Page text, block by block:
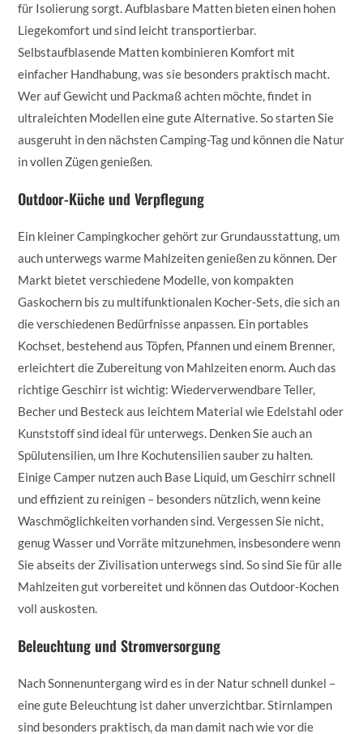
für Isolierung sorgt. Aufblasbare Matten bieten einen hohen
Liegekomfort und sind leicht transportierbar.
Selbstaufblasende Matten kombinieren Komfort mit
einfacher Handhabung, was sie besonders praktisch macht.
Wer auf Gewicht und Packmaß achten möchte, findet in
ultraleichten Modellen eine gute Alternative. So starten Sie
ausgeruht in den nächsten Camping-Tag und können die Natur
in vollen Zügen genießen.
Outdoor-Küche und Verpflegung
Ein kleiner Campingkocher gehört zur Grundausstattung, um
auch unterwegs warme Mahlzeiten genießen zu können. Der
Markt bietet verschiedene Modelle, von kompakten
Gaskochern bis zu multifunktionalen Kocher-Sets, die sich an
die verschiedenen Bedürfnisse anpassen. Ein portables
Kochset, bestehend aus Töpfen, Pfannen und einem Brenner,
erleichtert die Zubereitung von Mahlzeiten enorm. Auch das
richtige Geschirr ist wichtig: Wiederverwendbare Teller,
Becher und Besteck aus leichtem Material wie Edelstahl oder
Kunststoff sind ideal für unterwegs. Denken Sie auch an
Spülutensilien, um Ihre Kochutensilien sauber zu halten.
Einige Camper nutzen auch Base Liquid, um Geschirr schnell
und effizient zu reinigen – besonders nützlich, wenn keine
Waschmöglichkeiten vorhanden sind. Vergessen Sie nicht,
genug Wasser und Vorräte mitzunehmen, insbesondere wenn
Sie abseits der Zivilisation unterwegs sind. So sind Sie für alle
Mahlzeiten gut vorbereitet und können das Outdoor-Kochen
voll auskosten.
Beleuchtung und Stromversorgung
Nach Sonnenuntergang wird es in der Natur schnell dunkel –
eine gute Beleuchtung ist daher unverzichtbar. Stirnlampen
sind besonders praktisch, da man damit nach wie vor die